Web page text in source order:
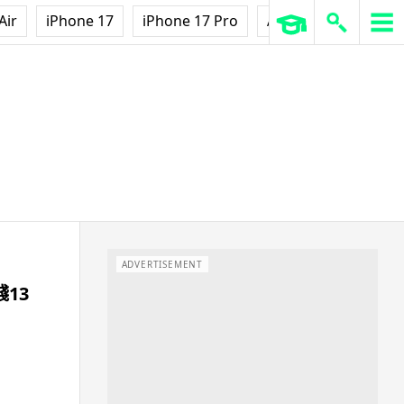
iPhone 17 iPhone 17 Pro AirPods Pro 3
13
ADVERTISEMENT